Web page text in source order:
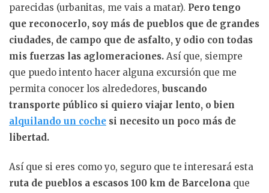
parecidas (urbanitas, me vais a matar). Pero tengo
que reconocerlo, soy más de pueblos que de grandes
ciudades, de campo que de asfalto, y odio con todas
mis fuerzas las aglomeraciones. Así que, siempre
que puedo intento hacer alguna excursión que me
permita conocer los alrededores, buscando
transporte público si quiero viajar lento, o bien
alquilando un coche si necesito un poco más de
libertad.
Así que si eres como yo, seguro que te interesará esta
ruta de pueblos a escasos 100 km de Barcelona que